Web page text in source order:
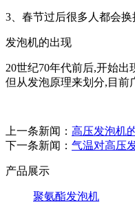
3、春节过后很多人都会
发泡机的出现
20世纪70年代前后,开始
但从发泡原理来划分,目前
上一条新闻： 高压发泡机
下一条新闻： 气温对高压
产品展示
聚氨酯发泡机